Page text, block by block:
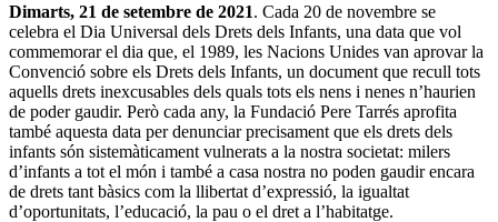
Dimarts, 21 de setembre de 2021. Cada 20 de novembre se
celebra el Dia Universal dels Drets dels Infants, una data que vol
commemorar el dia que, el 1989, les Nacions Unides van aprovar la
Convenció sobre els Drets dels Infants, un document que recull tots
aquells drets inexcusables dels quals tots els nens i nenes n’haurien
de poder gaudir. Però cada any, la Fundació Pere Tarrés aprofita
també aquesta data per denunciar precisament que els drets dels
infants són sistemàticament vulnerats a la nostra societat: milers
d’infants a tot el món i també a casa nostra no poden gaudir encara
de drets tant bàsics com la llibertat d’expressió, la igualtat
d’oportunitats, l’educació, la pau o el dret a l’habitatge.